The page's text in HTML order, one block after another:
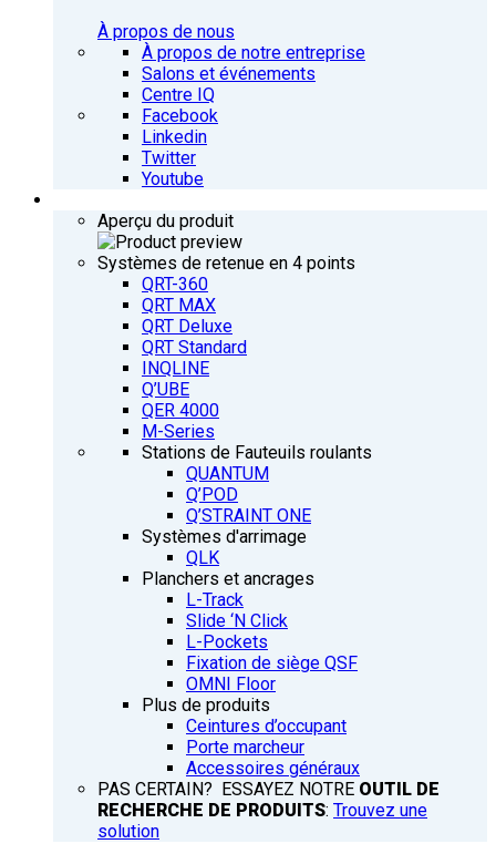
À propos de nous
À propos de notre entreprise
Salons et événements
Centre IQ
Facebook
Linkedin
Twitter
Youtube
Aperçu du produit
Systèmes de retenue en 4 points
QRT-360
QRT MAX
QRT Deluxe
QRT Standard
INQLINE
Q’UBE
QER 4000
M-Series
Stations de Fauteuils roulants
QUANTUM
Q’POD
Q’STRAINT ONE
Systèmes d'arrimage
QLK
Planchers et ancrages
L-Track
Slide ‘N Click
L-Pockets
Fixation de siège QSF
OMNI Floor
Plus de produits
Ceintures d’occupant
Porte marcheur
Accessoires généraux
PAS CERTAIN? ESSAYEZ NOTRE OUTIL DE
RECHERCHE DE PRODUITS: Trouvez une
solution